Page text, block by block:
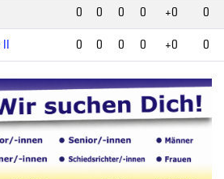
0 0 0 0 +0
0
0 0 0 0 +0 0